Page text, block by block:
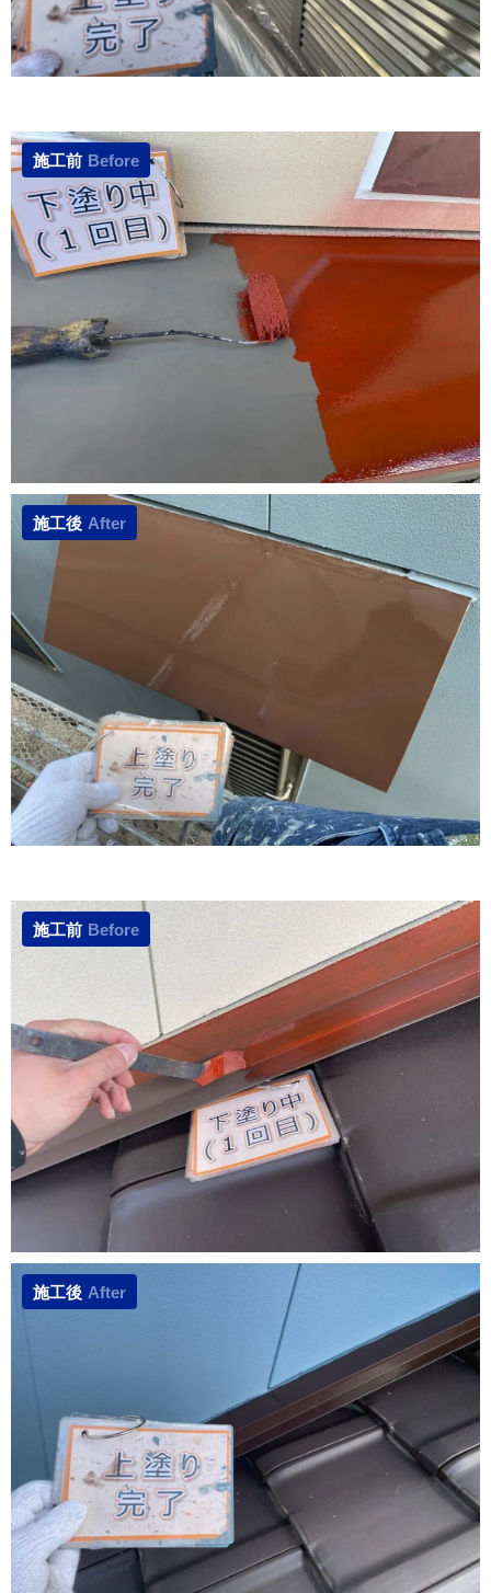
施工前 Before
施工後 After
施工前 Before
施工後 After